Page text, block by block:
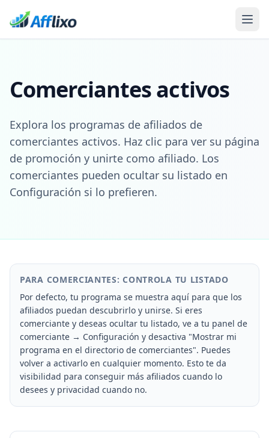
Comerciantes activos
Explora los programas de afiliados de
comerciantes activos. Haz clic para ver su página
de promoción y unirte como afiliado. Los
comerciantes pueden ocultar su listado en
Configuración si lo prefieren.
PARA COMERCIANTES: CONTROLA TU LISTADO
Por defecto, tu programa se muestra aquí para que los
afiliados puedan descubrirlo y unirse. Si eres
comerciante y deseas ocultar tu listado, ve a tu panel de
comerciante → Configuración y desactiva "Mostrar mi
programa en el directorio de comerciantes". Puedes
volver a activarlo en cualquier momento. Esto te da
visibilidad para conseguir más afiliados cuando lo
desees y privacidad cuando no.